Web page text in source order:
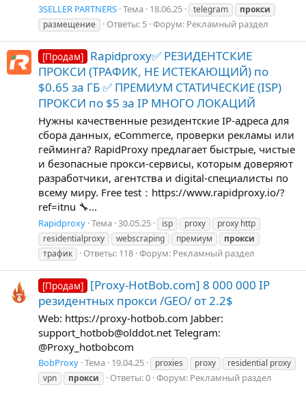
3SELLER PARTNERS Тема 18.06.25 telegram
прокси
размещение
Ответы: 5 Форум: Рекламный раздел
[Продам] Rapidproxy✅ РЕЗИДЕНТСКИЕ
ПРОКСИ (ТРАФИК, НЕ ИСТЕКАЮЩИЙ) по
$0.65 за ГБ ✅ ПРЕМИУМ СТАТИЧЕСКИЕ (ISP)
ПРОКСИ по $5 за IP МНОГО ЛОКАЦИЙ
Нужны качественные резидентские IP-адреса для
сбора данных, eCommerce, проверки рекламы или
гейминга? RapidProxy предлагает быстрые, чистые
и безопасные прокси-сервисы, которым доверяют
разработчики, агентства и digital-специалисты по
всему миру. Free test：https://www.rapidproxy.io/?
ref=itnu 🔧...
Rapidproxy Тема 30.05.25 isp proxy
proxy http
residentialproxy
webscraping премиум
прокси
трафик
Ответы: 118 Форум: Рекламный раздел
[Продам] [Proxy-HotBob.com] 8 000 000 IP
резидентных прокси /GEO/ от 2.2$
Web: https://proxy-hotbob.com Jabber:
support_hotbob@olddot.net Telegram:
@Proxy_hotbobcom
BobProxy Тема 19.04.25 proxies proxy
residential proxy
vpn
прокси Ответы: 0 Форум: Рекламный раздел